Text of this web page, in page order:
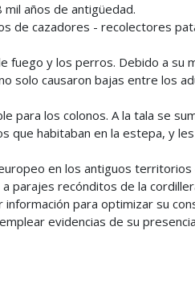
años de antigüedad.
cazadores - recolectores
y los perros. Debido a su
solo causaron bajas entre los
los colonos. A la tala se
que habitaban en la estepa, y
en los antiguos
parajes recónditos de la
para optimizar su
evidencias de su